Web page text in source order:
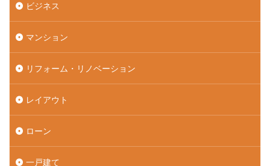
ビジネス
マンション
リフォーム・リノベーション
レイアウト
ローン
一戸建て